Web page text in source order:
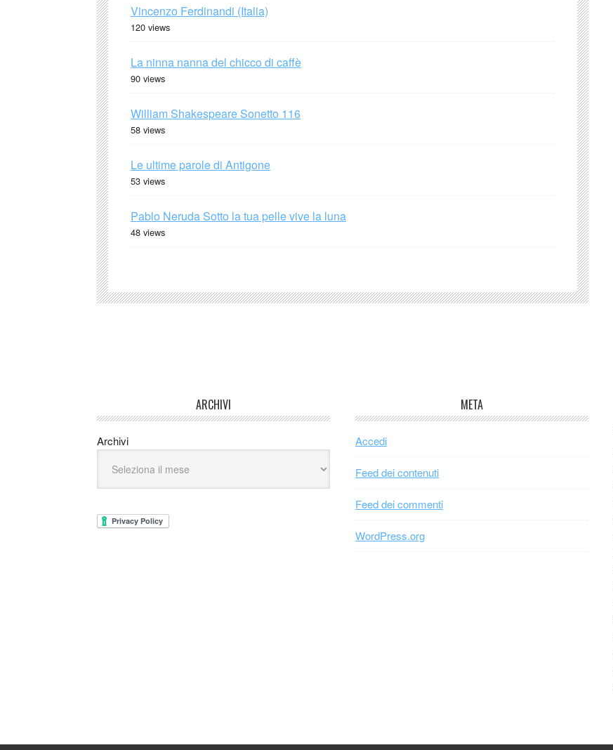
Vincenzo Ferdinandi (Italia)
120 views
La ninna nanna del chicco di caffè
90 views
William Shakespeare Sonetto 116
58 views
Le ultime parole di Antigone
53 views
Pablo Neruda Sotto la tua pelle vive la luna
48 views
ARCHIVI
Archivi
META
Accedi
Feed dei contenuti
Feed dei commenti
WordPress.org